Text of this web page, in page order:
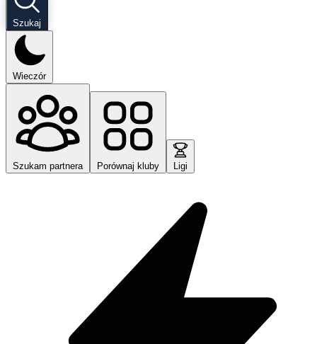
Szukaj
Wieczór
Szukam partnera Porównaj kluby Ligi